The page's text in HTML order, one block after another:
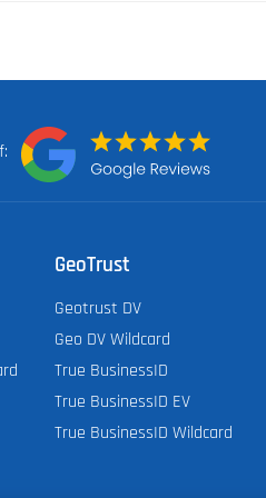
GeoTrust
Geotrust DV
Geo DV Wildcard
True BusinessID
True BusinessID EV
True BusinessID Wildcard